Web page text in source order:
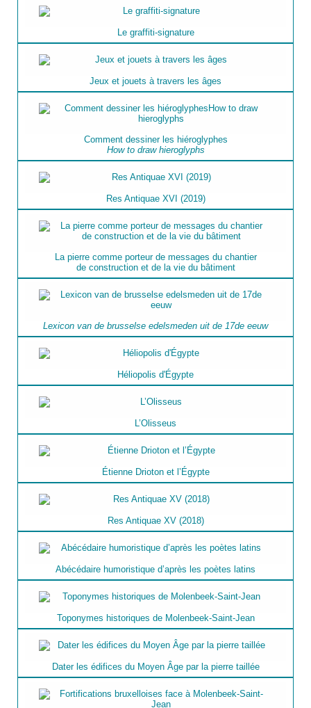
Le graffiti-signature
Jeux et jouets à travers les âges
Comment dessiner les hiéroglyphes
How to draw hieroglyphs
Res Antiquae XVI (2019)
La pierre comme porteur de messages du chantier
de construction et de la vie du bâtiment
Lexicon van de brusselse edelsmeden uit de 17de eeuw
Héliopolis d'Égypte
L’Olisseus
Étienne Drioton et l’Égypte
Res Antiquae XV (2018)
Abécédaire humoristique d’après les poètes latins
Toponymes historiques de Molenbeek-Saint-Jean
Dater les édifices du Moyen Âge par la pierre taillée